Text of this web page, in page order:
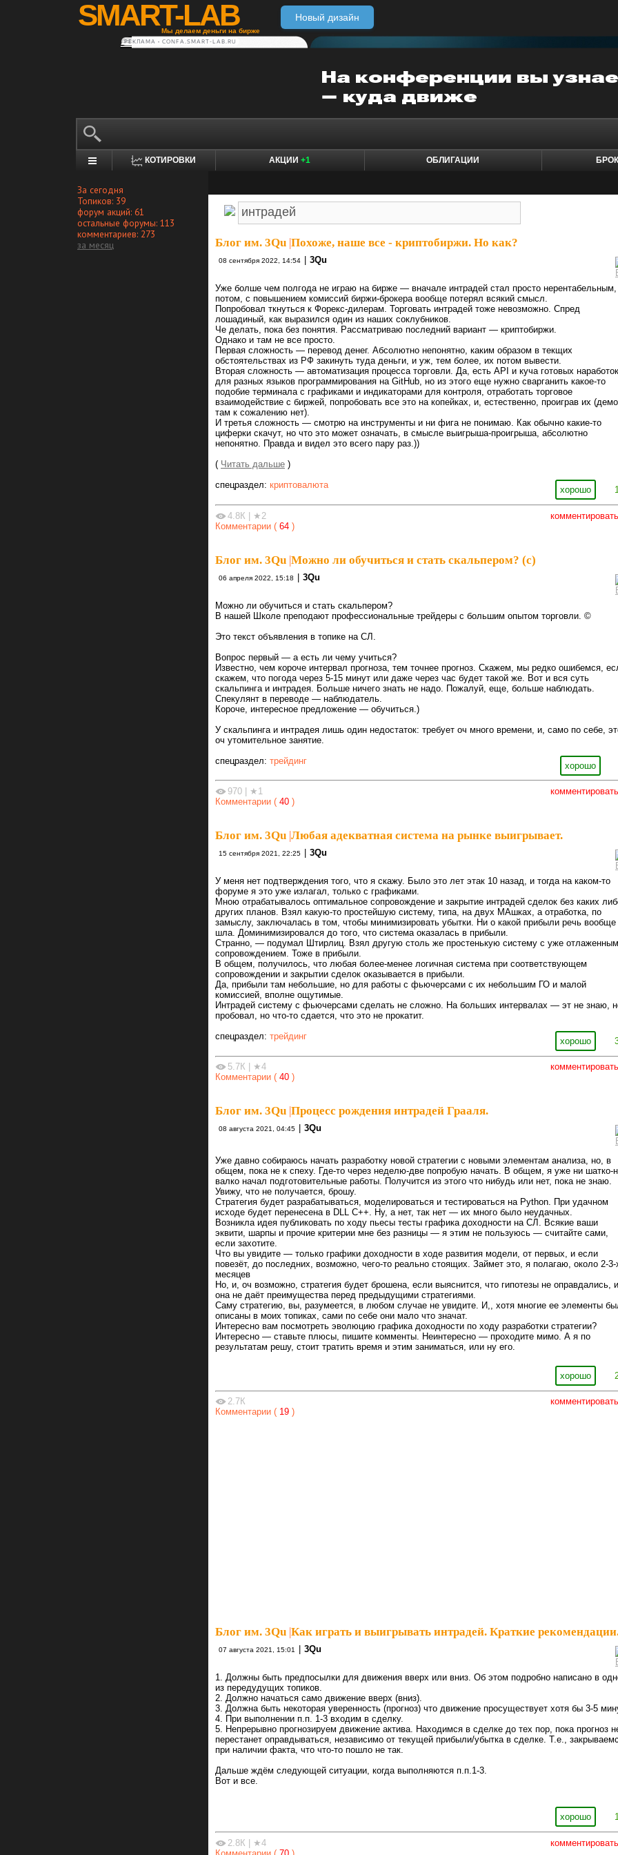
SMART-LAB
Мы делаем деньги на бирже
Новый дизайн
РЕКЛАМА • CONFA.SMART-LAB.RU
КОТИРОВКИ АКЦИИ +1 ОБЛИГАЦИИ
За сегодня
Топиков: 39
форум акций: 61
остальные форумы: 113
комментариев: 273
за месяц
Блог им. 3Qu Похоже, наше все - криптобиржи. Но как?
08 сентября 2022, 14:54 3Qu
Уже болше чем полгода не играю на бирже — вначале интрадей стал просто
потом, с повышением комиссий биржи-брокера вообще потерял всякий смысл.
Попробовал ткнуться к Форекс-дилерам. Торговать интрадей тоже невозможно. Спред
лошадиный, как выразился один из наших соклубников.
Че делать, пока без понятия. Рассматриваю последний вариант — криптобиржи.
Однако и там не все просто.
Первая сложность — перевод денег. Абсолютно непонятно, каким образом в текщих
обстоятельствах из РФ закинуть туда деньги, и уж, тем более, их потом вывести.
Вторая сложность — автоматизация процесса торговли. Да, есть API и куча готовых наработок
для разных языков программирования на GitHub, но из этого еще нужно сварганить какое-то
подобие терминала с графиками и индикаторами для контроля, отработать торговое
взаимодействие с биржей, попробовать все это на копейках, и, естественно, проиграв их (демо
там к сожалению нет).
И третья сложность — смотрю на инструменты и ни фига не понимаю. Как обычно какие-то
циферки скачут, но что это может означать, в смысле выигрыша-проигрыша, абсолютно
непонятно. Правда и видел это всего пару раз.))
( Читать дальше )
хорошо
спецраздел: криптовалюта
комментировать
4.8К | ★2
Комментарии ( 64 )
Блог им. 3Qu |Можно ли обучиться и стать скальпером? (с)
06 апреля 2022, 15:18 | 3Qu
Можно ли обучиться и стать скальпером?
В нашей Школе преподают профессиональные трейдеры с большим опытом торговли. ©
Это текст объявления в топике на СЛ.
Вопрос первый — а есть ли чему учиться?
Известно, чем короче интервал прогноза, тем точнее прогноз. Скажем, мы редко ошибемся,
скажем, что погода через 5-15 минут или даже через час будет такой же. Вот и вся суть
скальпинга и интрадея. Больше ничего знать не надо. Пожалуй, еще, больше наблюдать.
Спекулянт в переводе — наблюдатель.
Короче, интересное предложение — обучиться.)
У скальпинга и интрадея лишь один недостаток: требует оч много времени, и, само по себе,
оч утомительное занятие.
хорошо
спецраздел: трейдинг
комментировать
970
★1
Комментарии ( 40 )
Блог им. 3Qu |Любая адекватная система на рынке выигрывает.
15 сентября 2021, 22:25 3Qu
У меня нет подтверждения того, что я скажу. Было это лет этак 10 назад, и тогда на каком-то
форуме я это уже излагал, только с графиками.
Мною отрабатывалось оптимальное сопровождение и закрытие интрадей сделок без каких
других планов. Взял какую-то простейшую систему, типа, на двух МАшках, а отработка, по
замыслу, заключалась в том, чтобы минимизировать убытки. Ни о какой прибыли речь вообще
шла. Доминимизировался до того, что система оказалась в прибыли.
Странно, — подумал Штирлиц. Взял другую столь же простенькую систему с уже отлаженным
сопровождением. Тоже в прибыли.
В общем, получилось, что любая более-менее логичная система при соответствующем
сопровождении и закрытии сделок оказывается в прибыли.
Да, прибыли там небольшие, но для работы с фьючерсами с их небольшим ГО и малой
комиссией, вполне ощутимые.
Интрадей систему с фьючерсами сделать не сложно. На больших интервалах — эт не знаю,
пробовал, но что-то сдается, что это не прокатит.
хорошо
спецраздел: трейдинг
комментировать
5.7К
★4
Комментарии ( 40 )
Блог им. 3Qu Процесс рождения интрадей Грааля.
08 августа 2021, 04:45 3Qu
Уже давно собираюсь начать разработку новой стратегии с новыми элементам анализа, но, в
общем, пока не к спеху. Где-то через неделю-две попробую начать. В общем, я уже ни шатко-
валко начал подготовительные работы. Получится из этого что нибудь или нет, пока не знаю.
Увижу, что не получается, брошу.
Стратегия будет разрабатываться, моделироваться и тестироваться на Python. При удачном
исходе будет перенесена в DLL C++. Ну, а нет, так нет — их много было неудачных.
Возникла идея публиковать по ходу пьесы тесты графика доходности на СЛ. Всякие ваши
эквити, шарпы и прочие критерии мне без разницы — я этим не пользуюсь — считайте сами,
если захотите.
Что вы увидите — только графики доходности в ходе развития модели, от первых, и если
повезёт, до последних, возможно, чего-то реально стоящих. Займет это, я полагаю, около 2-3-
месяцев
Но, и, оч возможно, стратегия будет брошена, если выяснится, что гипотезы не оправдались,
она не даёт преимущества перед предыдущими стратегиями.
Саму стратегию, вы, разумеется, в любом случае не увидите. И,, хотя многие ее элементы
описаны в моих топиках, сами по себе они мало что значат.
Интересно вам посмотреть эволюцию графика доходности по ходу разработки стратегии?
Интересно — ставьте плюсы, пишите комменты. Неинтересно — проходите мимо. А я по
результатам решу, стоит тратить время и этим заниматься, или ну его.
хорошо
комментировать
2.7К
Комментарии ( 19 )
Блог им. 3Qu Как играть и выигрывать интрадей. Краткие
07 августа 2021, 15:01 3Qu
1. Должны быть предпосылки для движения вверх или вниз. Об этом подробно написано в
из передудущих топиков.
2. Должно начаться само движение вверх (вниз).
3. Должна быть некоторая уверенность (прогноз) что движение просуществует хотя бы 3-5
4. При выполнении п.п. 1-3 входим в сделку.
5. Непрерывно прогнозируем движение актива. Находимся в сделке до тех пор, пока прогноз
перестанет оправдываться, независимо от текущей прибыли/убытка в сделке. Т.е.,
при наличии факта, что что-то пошло не так.
Дальше ждём следующей ситуации, когда выполняются п.п.1-3.
Вот и все.
хорошо
комментировать
2.8К | ★4